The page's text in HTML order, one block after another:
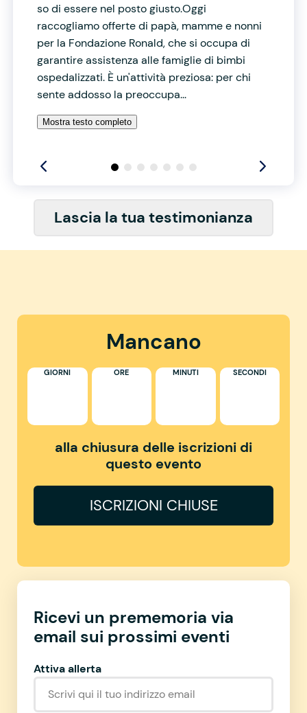
so di essere nel posto giusto.Oggi
raccogliamo offerte di papà, mamme e nonni
per la Fondazione Ronald, che si occupa di
garantire assistenza alle famiglie di bimbi
ospedalizzati. È un'attività preziosa: per chi
sente addosso la preoccupa...
Mostra testo completo
Lascia la tua testimonianza
Mancano
GIORNI ORE MINUTI SECONDI
alla chiusura delle iscrizioni di
questo evento
ISCRIZIONI CHIUSE
Ricevi un prememoria via
email sui prossimi eventi
Attiva allerta